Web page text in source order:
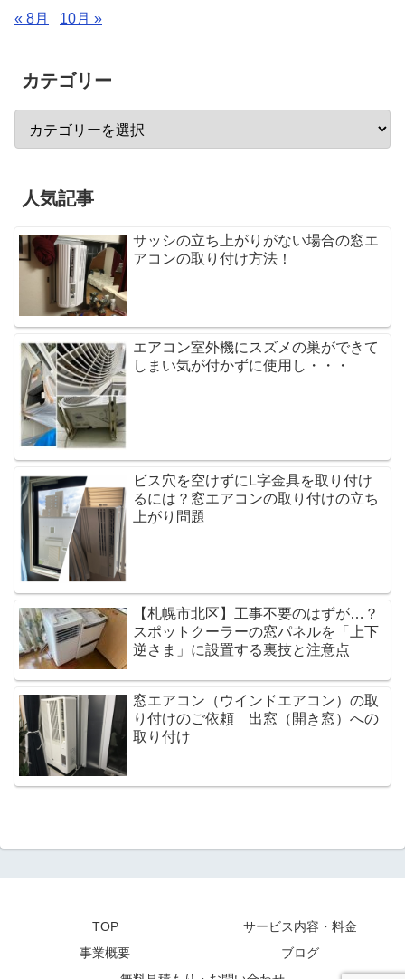
« 8月 10月 »
カテゴリー
人気記事
サッシの立ち上がりがない場合の窓エ
アコンの取り付け方法！
エアコン室外機にスズメの巣ができて
しまい気が付かずに使用し・・・
ビス穴を空けずにL字金具を取り付け
るには？窓エアコンの取り付けの立ち
上がり問題
【札幌市北区】工事不要のはずが…？
スポットクーラーの窓パネルを「上下
逆さま」に設置する裏技と注意点
窓エアコン（ウインドエアコン）の取
り付けのご依頼 出窓（開き窓）への
取り付け
TOP
サービス内容・料金
事業概要
ブログ